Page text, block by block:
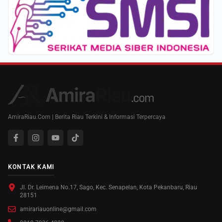
AmiraRiau.Com | Berita Riau Terkini & Informasi Terpercaya
KONTAK KAMI
Jl. Dr. Leimena No.17, Sago, Kec. Senapelan, Kota Pekanbaru, Riau
28151
amirariauonline@gmail.com